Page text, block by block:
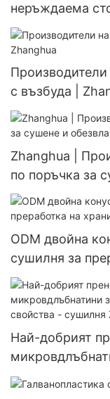
неръждаема
вкусовата
с възбуда |
Zhanghua |
по поръчка за
прахообразни
ODM двойна
сушилня за
Най-добрият
механични